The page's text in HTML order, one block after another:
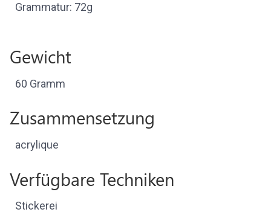
Grammatur: 72g
Gewicht
60 Gramm
Zusammensetzung
acrylique
Verfügbare Techniken
Stickerei